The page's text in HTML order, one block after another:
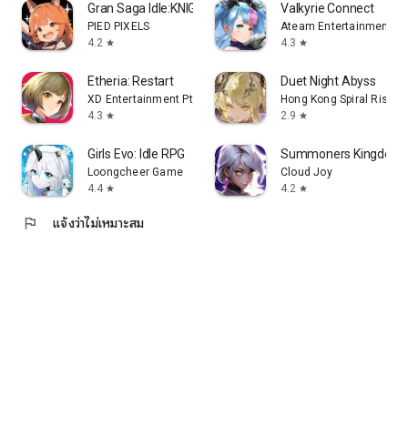
Gran Saga Idle:KNIGHTSxKNIGHTS
PIED PIXELS
4.2 star
Valkyrie Connect
Ateam Entertainment
4.3 star
Etheria: Restart
XD Entertainment Pte Ltd
4.3 star
Duet Night Abyss
Hong Kong Spiral
2.9 star
Girls Evo: Idle RPG
Loongcheer Game
4.4 star
Summoners
Cloud Joy
4.2 star
flag แจ้งว่าไม่เหมาะสม